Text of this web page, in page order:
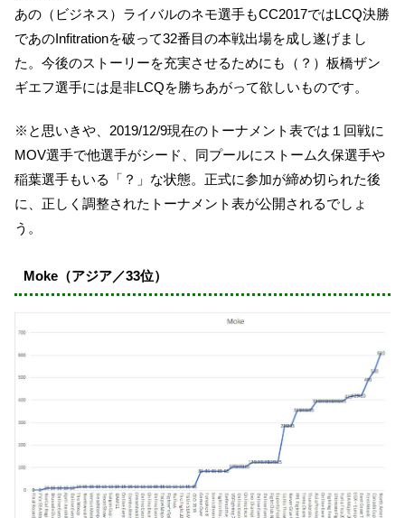
あの（ビジネス）ライバルのネモ選手もCC2017ではLCQ決勝
であのInfitrationを破って32番目の本戦出場を成し遂げまし
た。今後のストーリーを充実させるためにも（？）板橋ザン
ギエフ選手には是非LCQを勝ちあがって欲しいものです。
※と思いきや、2019/12/9現在のトーナメント表では１回戦に
MOV選手で他選手がシード、同プールにストーム久保選手や
稲葉選手もいる「？」な状態。正式に参加が締め切られた後
に、正しく調整されたトーナメント表が公開されるでしょ
う。
Moke（アジア／33位）